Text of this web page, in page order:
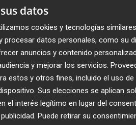
datos
cookies y tecnologías
datos personales, como su
anuncios y contenido
y mejorar los servicios.
estos y otros fines, incluido el uso
Sus elecciones se aplican
el interés legítimo en lugar del
. Puede retirar su